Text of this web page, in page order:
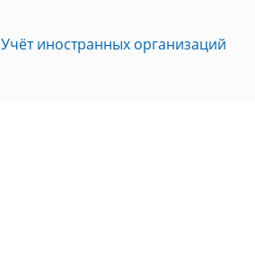
Учёт иностранных организаций